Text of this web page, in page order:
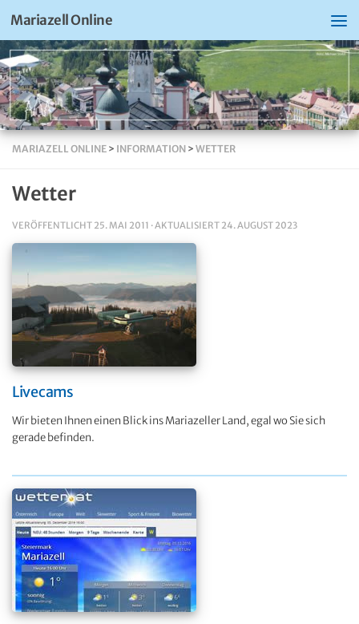
Mariazell Online
MARIAZELL ONLINE > INFORMATION > WETTER
Wetter
VERÖFFENTLICHT 25. MAI 2011 · AKTUALISIERT 24. AUGUST 2023
Livecams
Wir bieten Ihnen einen Blick ins Mariazeller Land, egal wo Sie sich
gerade befinden.